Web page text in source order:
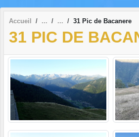
Accueil 31 Pic de Bacanere
31 PIC DE